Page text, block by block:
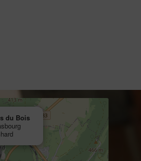
du Bois